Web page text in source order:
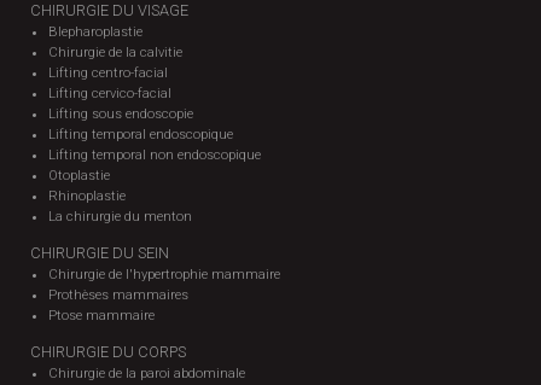
CHIRURGIE DU VISAGE
Blepharoplastie
Chirurgie de la calvitie
Lifting centro-facial
Lifting cervico-facial
Lifting sous endoscopie
Lifting temporal endoscopique
Lifting temporal non endoscopique
Otoplastie
Rhinoplastie
La chirurgie du menton
CHIRURGIE DU SEIN
Chirurgie de l'hypertrophie mammaire
Prothèses mammaires
Ptose mammaire
CHIRURGIE DU CORPS
Chirurgie de la paroi abdominale